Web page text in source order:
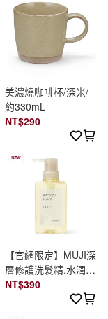
美濃燒咖啡杯/深米/
約330mL
NT$290
【官網限定】MUJI深
層修護洗髮精.水潤保
濕/400ml
NT$390